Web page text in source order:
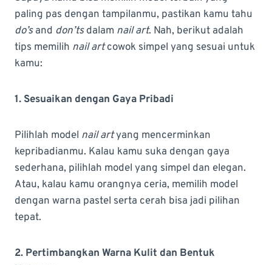
paling pas dengan tampilanmu, pastikan kamu tahu
do’sand don’tsdalam nail art. Nah, berikut adalah
tips memilih nail artcowok simpel yang sesuai untuk
kamu:
1. Sesuaikan dengan Gaya Pribadi
Pilihlah model nail artyang mencerminkan
kepribadianmu. Kalau kamu suka dengan gaya
sederhana, pilihlah model yang simpel dan elegan.
Atau, kalau kamu orangnya ceria, memilih model
dengan warna pastel serta cerah bisa jadi pilihan
tepat.
2. Pertimbangkan Warna Kulit dan Bentuk